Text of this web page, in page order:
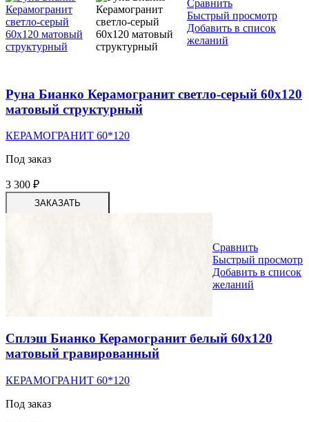
Сравнить
Быстрый просмотр
Добавить в список
желаний
Руна Бианко Керамогранит светло-серый 60х120
матовый структурный
КЕРАМОГРАНИТ 60*120
Под заказ
3 300 ₽
ЗАКАЗАТЬ
Сравнить
Быстрый просмотр
Добавить в список
желаний
Сплэш Бианко Керамогранит белый 60х120
матовый гравированный
КЕРАМОГРАНИТ 60*120
Под заказ